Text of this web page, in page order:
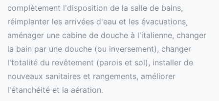
complètement l'disposition de la salle de bains,
réimplanter les arrivées d'eau et les évacuations,
aménager une cabine de douche à l'italienne, changer
la bain par une douche (ou inversement), changer
l'totalité du revêtement (parois et sol), installer de
nouveaux sanitaires et rangements, améliorer
l'étanchéité et la aération.